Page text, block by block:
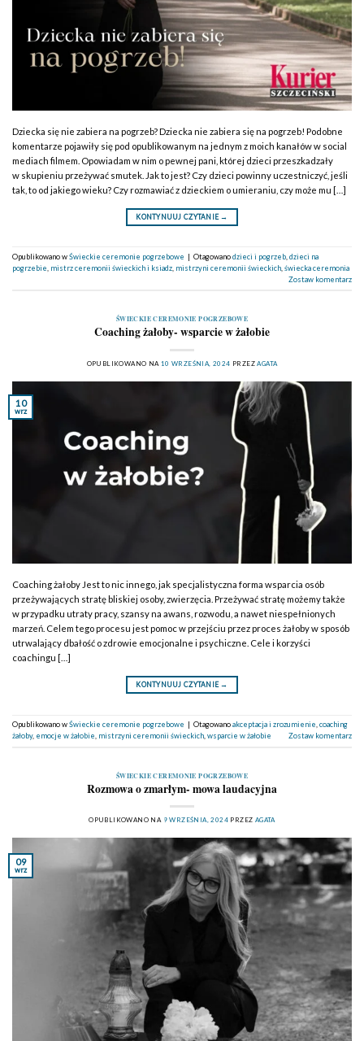
Dziecka się nie zabiera na pogrzeb? Dziecka nie zabiera się na pogrzeb! Podobne
komentarze pojawiły się pod opublikowanym na jednym z moich kanałów w social
mediach filmem. Opowiadam w nim o pewnej pani, której dzieci przeszkadzały
w skupieniu przeżywać smutek. Jak to jest? Czy dzieci powinny uczestniczyć, jeśli
tak, to od jakiego wieku? Czy rozmawiać z dzieckiem o umieraniu, czy może mu […]
KONTYNUUJ CZYTANIE →
Opublikowano wŚwieckie ceremonie pogrzebowe | Otagowanodzieci i pogrzeb dzieci na
pogrzebie mistrz ceremonii świeckich i ksiadz mistrzyni ceremonii świeckich świecka ceremonia
Zostaw komentarz
ŚWIECKIE CEREMONIE POGRZEBOWE
Coaching żałoby- wsparcie w żałobie
OPUBLIKOWANO NA 10 WRZEŚNIA, 2024 PRZEZAGATA
10
wrz
Coaching żałoby Jest to nic innego, jak specjalistyczna forma wsparcia osób
przeżywających stratę bliskiej osoby, zwierzęcia. Przeżywać stratę możemy także
w przypadku utraty pracy, szansy na awans, rozwodu, a nawet niespełnionych
marzeń. Celem tego procesu jest pomoc w przejściu przez proces żałoby w sposób
utrwalający dbałość o zdrowie emocjonalne i psychiczne. Cele i korzyści
coachingu […]
KONTYNUUJ CZYTANIE →
Opublikowano wŚwieckie ceremonie pogrzebowe | Otagowanoakceptacja i zrozumienie coaching
żałoby, emocje w żałobie mistrzyni ceremonii świeckich wsparcie w żałobie Zostaw komentarz
ŚWIECKIE CEREMONIE POGRZEBOWE
Rozmowa o zmarłym- mowa laudacyjna
OPUBLIKOWANO NA 9 WRZEŚNIA, 2024 PRZEZ AGATA
09
wrz